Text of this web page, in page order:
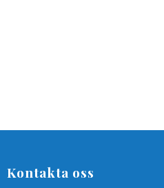
Kontakta oss